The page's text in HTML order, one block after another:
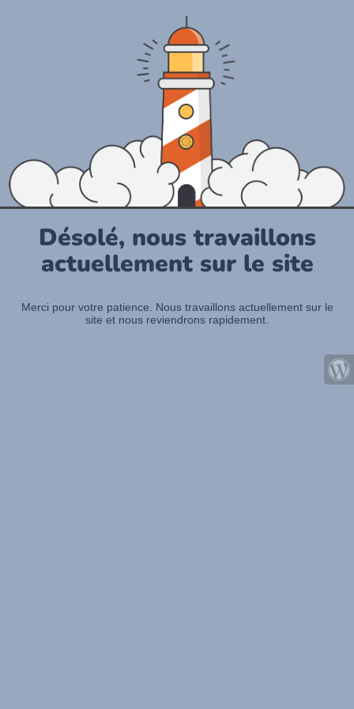
Désolé, nous travaillons
actuellement sur le site
Merci pour votre patience. Nous travaillons actuellement sur le
site et nous reviendrons rapidement.